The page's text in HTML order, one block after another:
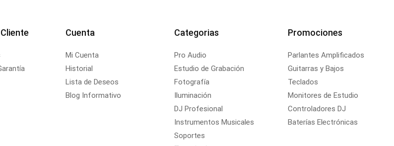
Cuenta
Mi Cuenta
Historial
Lista de Deseos
Blog Informativo
Categorias
Pro Audio
Estudio de Grabación
Fotografía
Iluminación
DJ Profesional
Instrumentos Musicales
Soportes
Promociones
Parlantes Amplificados
Guitarras y Bajos
Teclados
Monitores de Estudio
Controladores DJ
Baterías Electrónicas